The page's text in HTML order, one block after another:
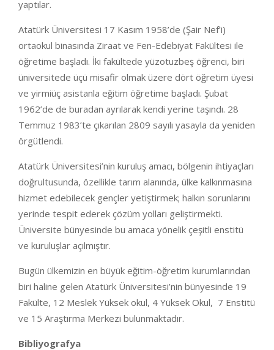
yaptılar.
Atatürk Üniversitesi 17 Kasım 1958’de (Şair Nef’i)
ortaokul binasında Ziraat ve Fen-Edebiyat Fakültesi ile
öğretime başladı. İki fakültede yüzotuzbeş öğrenci, biri
üniversitede üçü misafir olmak üzere dört öğretim üyesi
ve yirmiüç asistanla eğitim öğretime başladı. Şubat
1962’de de buradan ayrılarak kendi yerine taşındı. 28
Temmuz 1983’te çıkarılan 2809 sayılı yasayla da yeniden
örgütlendi.
Atatürk Üniversitesi’nin kuruluş amacı, bölgenin ihtiyaçları
doğrultusunda, özellikle tarım alanında, ülke kalkınmasına
hizmet edebilecek gençler yetiştirmek; halkın sorunlarını
yerinde tespit ederek çözüm yolları geliştirmekti.
Üniversite bünyesinde bu amaca yönelik çeşitli enstitü
ve kuruluşlar açılmıştır.
Bugün ülkemizin en büyük eğitim-öğretim kurumlarından
biri haline gelen Atatürk Üniversitesi’nin bünyesinde 19
Fakülte, 12 Meslek Yüksek okul, 4 Yüksek Okul, 7 Enstitü
ve 15 Araştırma Merkezi bulunmaktadır.
Bibliyografya